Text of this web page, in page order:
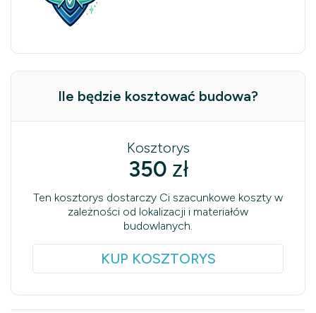
Ile będzie kosztować budowa?
Kosztorys
350 zł
Ten kosztorys dostarczy Ci szacunkowe koszty w
zależności od lokalizacji i materiałów
budowlanych.
KUP KOSZTORYS